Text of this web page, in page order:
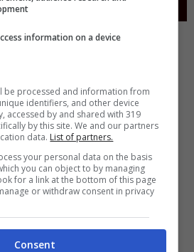
i modelli Ray-Ban Meta un vero e
– computer-idea.it
information on a device
be processed and information from
identifiers, and other device
accessed by and shared with 319
by this site. We and our partners
data. List of partners.
your personal data on the basis
you can object to by managing
for a link at the bottom of this page
or withdraw consent in privacy
Consent